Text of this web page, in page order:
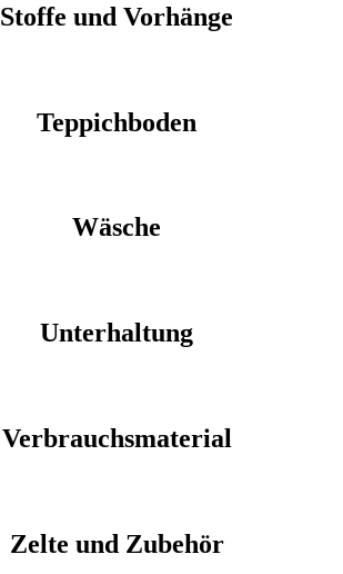
Stoffe und Vorhänge
Teppichboden
Wäsche
Unterhaltung
Verbrauchsmaterial
Zelte und Zubehör